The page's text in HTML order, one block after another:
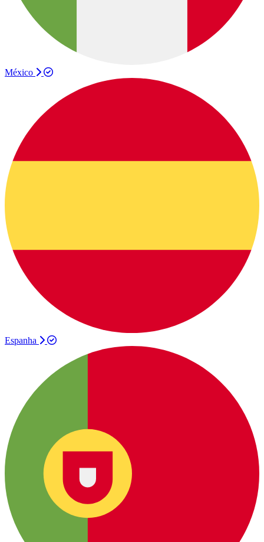
México
Espanha